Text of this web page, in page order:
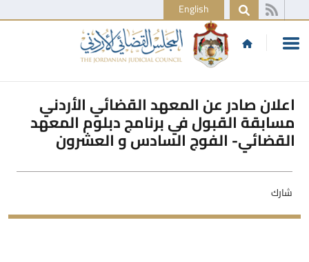
English
اعلان صادر عن المعهد القضائي الأردني
مسابقة القبول في برنامج دبلوم المعهد
القضائي- الفوج السادس و العشرون
شارك